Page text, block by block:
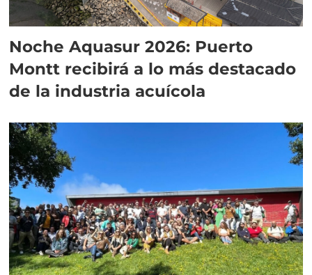
Noche Aquasur 2026: Puerto
Montt recibirá a lo más destacado
de la industria acuícola